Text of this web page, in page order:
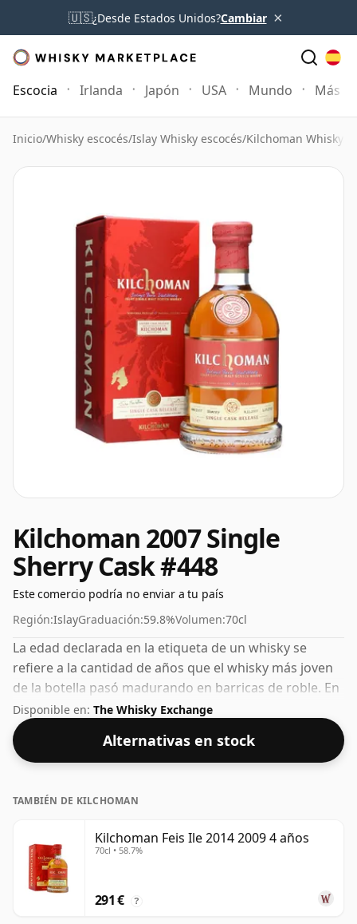
🇺🇸¿Desde Estados Unidos?Cambiar ×
Escocia Irlanda Japón USA Mundo Más
Inicio/Whisky escocés/Islay Whisky escocés/Kilchoman Whisky
Kilchoman 2007 Single
Sherry Cask #448
Este comercio podría no enviar a tu país
Región:IslayGraduación:59.8%Volumen:70cl
La edad declarada en la etiqueta de un whisky se
refiere a la cantidad de años que el whisky más joven
de la botella pasó madurando en barricas de roble. En
el caso de este whisky escocés de Kilchoman es de 4
años. Viene en una botella estándar de 70 cl con una
concentración no estándar del 59,8%.
Disponible en: The Whisky Exchange
Alternativas en stock
TAMBIÉN DE KILCHOMAN
Kilchoman Feis Ile 2014 2009 4 años
70cl • 58.7%
291 € ?